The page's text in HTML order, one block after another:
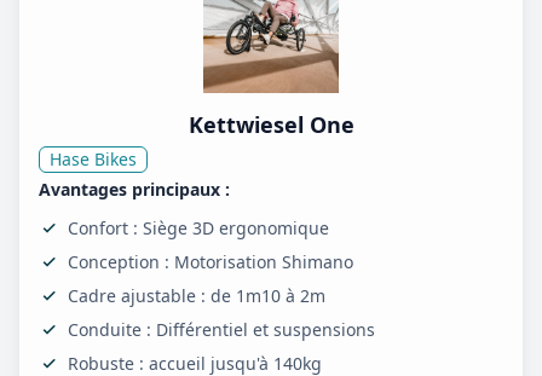
Kettwiesel One
Hase Bikes
Avantages principaux :
Confort : Siège 3D ergonomique
Conception : Motorisation Shimano
Cadre ajustable : de 1m10 à 2m
Conduite : Différentiel et suspensions
Robuste : accueil jusqu'à 140kg